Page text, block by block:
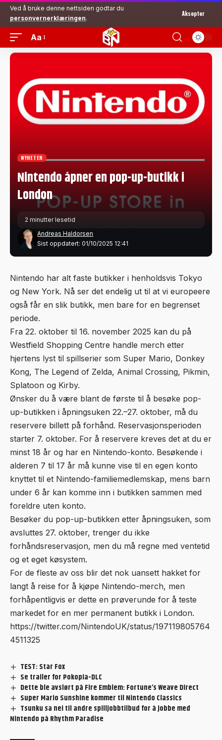
Ved å bruke denne nettsiden godtar du
personvernerklæringen.
Aksepter
Aa
NYHETER
Nintendo åpner en pop-up-butikk i
London
Sist oppdatert: 01/10/2025 12:41
Andreas Haldorsen
2 minutter lesetid
Nintendo har alt faste butikker i henholdsvis Tokyo
og New York. Nå ser det endelig ut til at vi europeere
også får en slik butikk, men bare for en begrenset
periode.
Fra 22. oktober til 16. november 2025 kan du på
Westfield Shopping Centre handle merch etter
hjertens lyst til spillserier som Super Mario, Donkey
Kong, The Legend of Zelda, Animal Crossing, Pikmin,
Splatoon og Kirby.
Ønsker du å være blant de første til å besøke pop-
up-butikken i åpningsuken 22.–27. oktober, må du
reservere billett på forhånd. Reservasjonsperioden
starter 7. oktober. For å reservere kreves det at du er
minst 18 år og har en Nintendo-konto. Besøkende i
alderen 7 til 17 år må kunne vise til en egen konto
knyttet til et Nintendo-familie­medlemskap, mens barn
under 6 år kan komme inn i butikken sammen med
foreldre uten konto.
Besøker du pop-up-butikken etter åpningsuken, som
avsluttes 27. oktober, trenger du ikke
forhåndsreservasjon, men du må regne med ventetid
og et eget køsystem.
For de fleste av oss blir det nok uansett hakket for
langt å reise for å kjøpe Nintendo-merch, men
forhåpentligvis er dette en prøverunde for å teste
markedet for en mer permanent butikk i London.
https://twitter.com/NintendoUK/status/197119805764
4511325
TEST: Star Fox
Se trailer for Pokopia-DLC
Dette ble avslørt på Fire Emblem: Fortune’s Weave Direct
Super Mario Sunshine kommer til Nintendo Classics
Tsunku sa nei til andre spilljobbtilbud for å jobbe med
Nintendo på Rhythm Paradise